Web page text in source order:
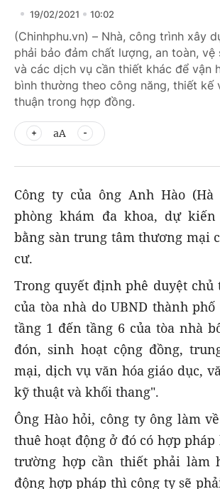
19/02/2021 10:02
(Chinhphu.vn) – Nhà, công trình xây
phải bảo đảm chất lượng, an toàn, vệ
và các dịch vụ cần thiết khác để vận
bình thường theo công năng, thiết kế
thuận trong hợp đồng.
aA
Công ty của ông Anh Hào
phòng khám đa khoa, dự
bằng sàn trung tâm thương mại
cư.
Trong quyết định phê duyệt
của tòa nhà do UBND thành
tầng 1 đến tầng 6 của tòa nhà
đón, sinh hoạt cộng đồng,
mại, dịch vụ văn hóa giáo dục,
kỹ thuật và khối thang".
Ông Hào hỏi, công ty ông làm
thuê hoạt động ở đó có hợp
trường hợp cần thiết phải làm
động hợp pháp thì công ty sẽ